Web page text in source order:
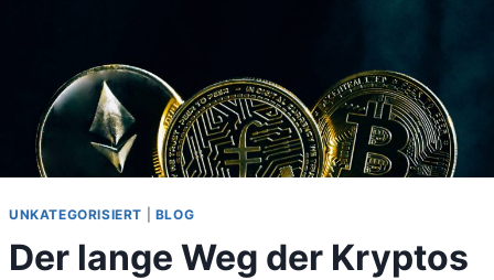
UNKATEGORISIERT BLOG
Der lange Weg der Kryptos